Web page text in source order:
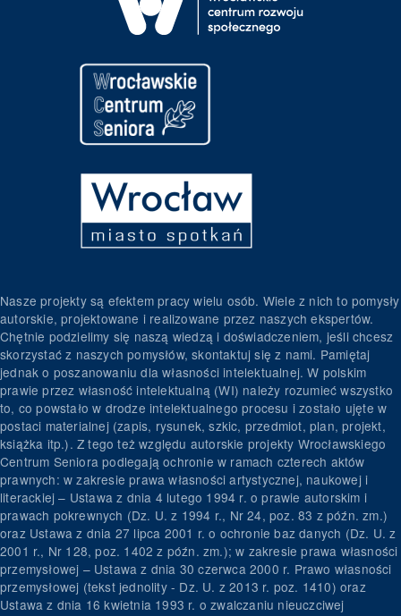
Nasze projekty są efektem pracy wielu osób. Wiele z nich to pomysły
autorskie, projektowane i realizowane przez naszych ekspertów.
Chętnie podzielimy się naszą wiedzą i doświadczeniem, jeśli chcesz
skorzystać z naszych pomysłów, skontaktuj się z nami. Pamiętaj
jednak o poszanowaniu dla własności intelektualnej. W polskim
prawie przez własność intelektualną (WI) należy rozumieć wszystko
to, co powstało w drodze intelektualnego procesu i zostało ujęte w
postaci materialnej (zapis, rysunek, szkic, przedmiot, plan, projekt,
książka itp.). Z tego też względu autorskie projekty Wrocławskiego
Centrum Seniora podlegają ochronie w ramach czterech aktów
prawnych: w zakresie prawa własności artystycznej, naukowej i
literackiej – Ustawa z dnia 4 lutego 1994 r. o prawie autorskim i
prawach pokrewnych (Dz. U. z 1994 r., Nr 24, poz. 83 z późn. zm.)
oraz Ustawa z dnia 27 lipca 2001 r. o ochronie baz danych (Dz. U. z
2001 r., Nr 128, poz. 1402 z późn. zm.); w zakresie prawa własności
przemysłowej – Ustawa z dnia 30 czerwca 2000 r. Prawo własności
przemysłowej (tekst jednolity - Dz. U. z 2013 r. poz. 1410) oraz
Ustawa z dnia 16 kwietnia 1993 r. o zwalczaniu nieuczciwej